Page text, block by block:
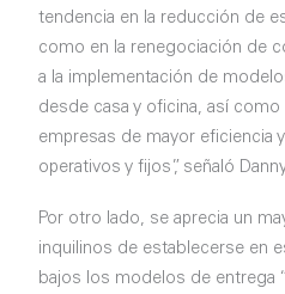
tendencia en la reducción de
como en la renegociación de
a la implementación de
desde casa y oficina, así como
empresas de mayor eficiencia
operativos y fijos”, señaló
Por otro lado, se aprecia un
inquilinos de establecerse en
bajos los modelos de entrega